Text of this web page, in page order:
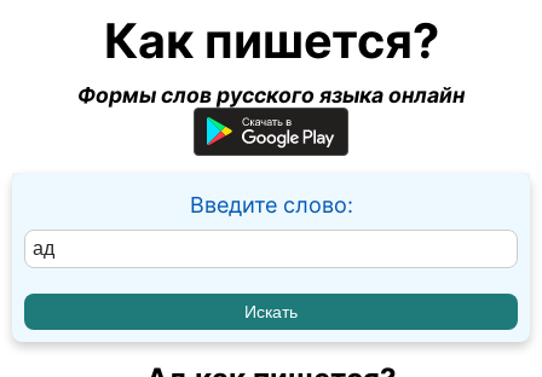
Как пишется?
Формы слов русского языка онлайн
Введите слово: